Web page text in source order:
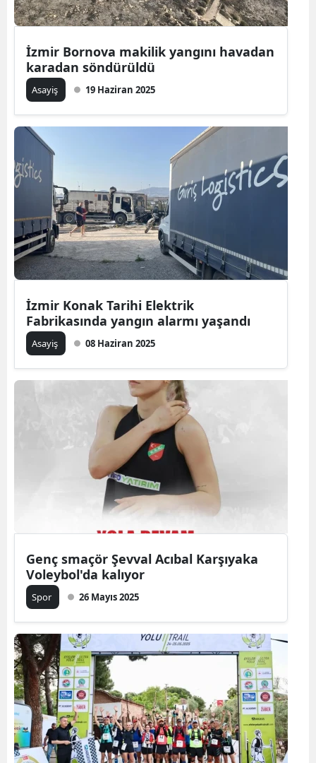
İzmir Bornova makilik yangını havadan
karadan söndürüldü
Asayiş 19 Haziran 2025
İzmir Konak Tarihi Elektrik
Fabrikasında yangın alarmı yaşandı
Asayiş 08 Haziran 2025
Genç smaçör Şevval Acıbal Karşıyaka
Voleybol'da kalıyor
Spor 26 Mayıs 2025